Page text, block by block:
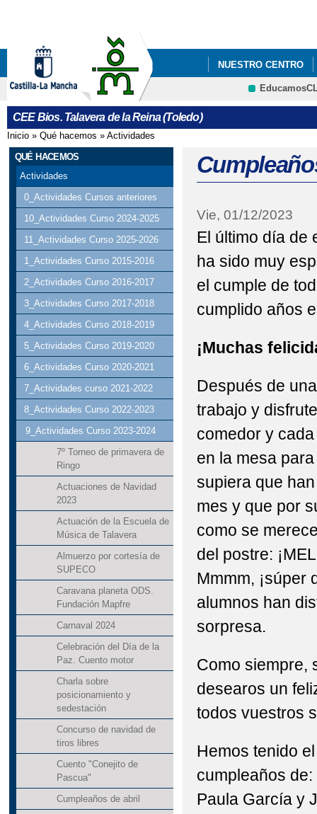
NUESTRO CENTRO
CEE Bios. Talavera de la Reina (Toledo)
Se encuentra usted aquí
Inicio » Qué hacemos » Actividades
QUÉ HACEMOS
Actividades
0_Actividades Cursos anteriores
10_Actividades Curso 2024-2025
11_Actividades Curso 2025-2026
1_Actividades Curso 2015-2016
2_Actividades Curso 2016-2017
3_Actividades Curso 2017-2018
4_Actividades Curso 2018-2019
5_Actividades Curso 2019-2020
6_Actividades Curso 2020-2021
7_Actividades curso 2021-2022
8_Actividades Curso 2022-2023
9_Actividades Curso 2023-2024
7º Torneo de primavera de
Ringo
Actuaciones de Navidad
2023
Actuación de la Escuela de
Música de Talavera
Almuerzo por cortesía de
SUPECO
Caravana planeta ODS.
Fundación Mapfre
Carnaval 2024
Celebración del Día de la
Paz. Cuento motor
Charla sobre
posicionamiento y
sedestación
Concurso de navidad de
tiros libres
Cuento "Conejito de
Pascua"
Cumpleaños de abril
Vie, 01/12/2023
El último día de
ha sido muy
el cumple de
cumplido años
¡Muchas
Después de
trabajo y
comedor y
en la mesa
supiera que
mes y que por
como se
del postre:
Mmmm, ¡súper
alumnos han
sorpresa.
Como siempre,
desearos un
todos vuestros
Hemos tenido
cumpleaños
Paula García y